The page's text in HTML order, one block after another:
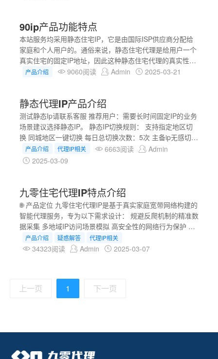
90ip产品功能特点
本站服务均采用静态住宅IP，它是由国际ISP供应商分配给
家庭和个人用户的。通俗来说，静态住宅代理是给用户一个
真实住宅的固定IP地址，因此这种静态住宅代理的真实性较
高，稳定性也很强，使用户能够根据业务需求长时间使用住
连接和稳定的网络体验。同时，九零自主研发了“主备模
式”，当线路出现掉线不可用时，主备会自动将节点切换至
同城节点，客户无需任何操作，实现真正的无感切换。 可控
性强 九零拥有国内33个省份、200+城市、60+W节点服务
器。用户可以任意指定地区选择和管理静态住宅IP，保留或
筛选特定的IP地址，以满足业务需求。 可信度高 静态住宅
IP通常具有较高的可信度，因为其持
产品介绍 9060阅读 Admin 2025-03-21
静态代理IP产品介绍
测试静态Ip请联系客服 推荐用户：需要长时间固定IP的业务
场景建议选择静态IP。 静态IP切换规则： 支持指定地区切
换 同城地区一键切换 每日总切换次数：5次 主备ip无感切换
一、产品概述 九零静态代理IP全部来自家庭住宅终端，长期
分配给计算机或网络设备使用的固定IP地址。与动态代理IP
性
产品介绍 代理IP相关 6663阅读
Admin
2025-03-09
九零住宅代理IP特点介绍
🌐 产品定位 九零住宅代理IP是基于真实家庭宽带网络构建的
智能代理服务，专为以下需求设计： 规避反爬机制的精准数
据采集 多地域IP访问场景模拟 高安全性的网络行为保护 助
力游戏产业服务 🔥 六大核心优势 1. 真实住宅网络环境 九零
静态IP节点均来自全国34个省级覆盖200+城市，属于边缘
由于我们的节点覆盖城市众多，IP在线有着不确定因素。九
零独立研发一套主备IP切换机制，当用户使用的节点离线
后，立即触发机制，毫秒级别同城市切换节点，用户及
产品介绍 疑惑解答 代理IP相关
34323阅读 Admin 2025-03-07
上一页 1 下一页